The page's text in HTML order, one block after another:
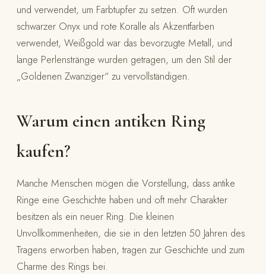
und verwendet, um Farbtupfer zu setzen. Oft wurden
schwarzer Onyx und rote Koralle als Akzentfarben
verwendet, Weißgold war das bevorzugte Metall, und
lange Perlenstränge wurden getragen, um den Stil der
„Goldenen Zwanziger“ zu vervollständigen.
Warum einen antiken Ring
kaufen?
Manche Menschen mögen die Vorstellung, dass antike
Ringe eine Geschichte haben und oft mehr Charakter
besitzen als ein neuer Ring. Die kleinen
Unvollkommenheiten, die sie in den letzten 50 Jahren des
Tragens erworben haben, tragen zur Geschichte und zum
Charme des Rings bei.